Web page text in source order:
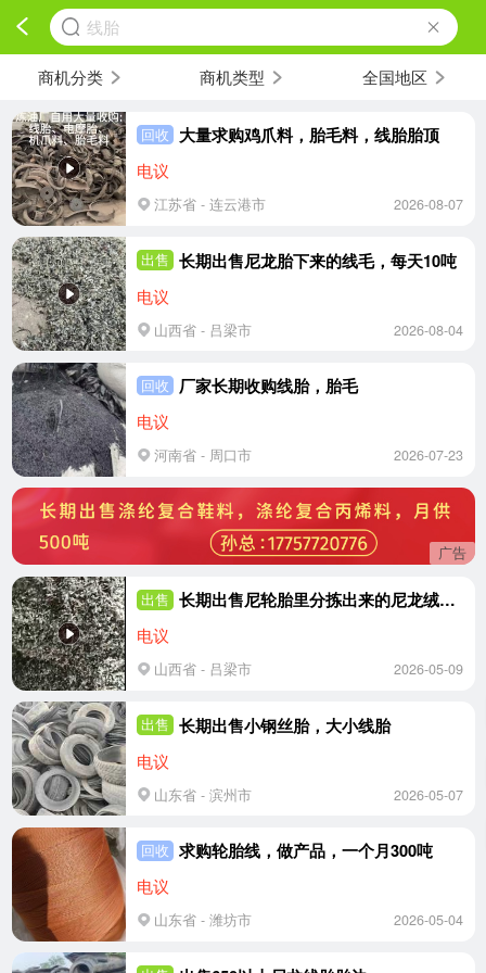
线胎
商机分类 商机类型 全国地区
回收 大量求购鸡爪料，胎毛料，线胎胎顶
电议
江苏省 - 连云港市 2026-08-07
出售 长期出售尼龙胎下来的线毛，每天10吨
电议
山西省 - 吕梁市 2026-08-04
回收 厂家长期收购线胎，胎毛
电议
河南省 - 周口市 2026-07-23
广告
出售 长期出售尼轮胎里分拣出来的尼龙绒毛，尼轮胎线毛，纤维毛，可造粒，在山西汾阳
电议
山西省 - 吕梁市 2026-05-09
出售 长期出售小钢丝胎，大小线胎
电议
山东省 - 滨州市 2026-05-07
回收 求购轮胎线，做产品，一个月300吨
电议
山东省 - 潍坊市 2026-05-04